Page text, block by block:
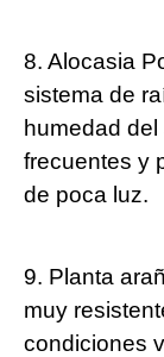
8. Alocasia
sistema de
humedad
frecuentes y
de poca luz.
9. Planta
muy
condiciones